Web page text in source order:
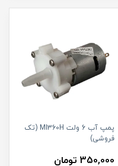
پمپ آب 6 ولت MI360H (تک
فروشی)
350,000 تومان